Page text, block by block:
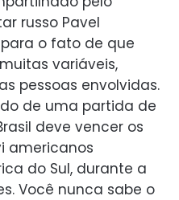
russo Pavel
o fato de que
variáveis,
pessoas envolvidas.
de uma partida de
deve vencer os
americanos
do Sul, durante a
Você nunca sabe o